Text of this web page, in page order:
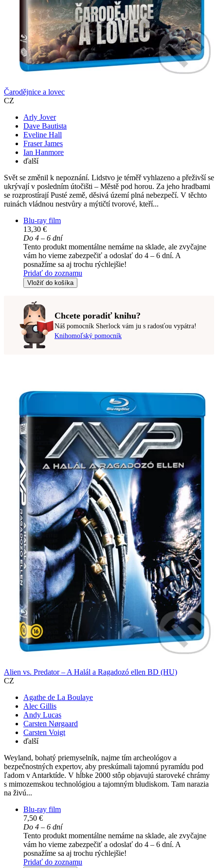
Čarodějnice a lovec
CZ
Arly Jover
Dave Bautista
Eveline Hall
Fraser James
Ian Hanmore
ďalší
Svět se změnil k nepoznání. Lidstvo je téměř vyhlazeno a přeživší se
ukrývají v posledním útočišti – Městě pod horou. Za jeho hradbami
se rozprostírají Pusté země, děsivá území plná nebezpečí. V těchto
ruinách vládnou nestvůry a mýtičtí tvorové, kteří...
Blu-ray film
13,30 €
Do 4 – 6 dní
Tento produkt momentálne nemáme na sklade, ale zvyčajne
vám ho vieme zabezpečiť a odoslať do 4 – 6 dní. A
posnažíme sa aj trochu rýchlejšie!
Pridať do zoznamu
Vložiť do košíka
Chcete poradiť knihu?
Náš pomocník Sherlock vám ju s radosťou vypátra!
Knihomoľský pomocník
Alien vs. Predator – A Halál a Ragadozó ellen BD (HU)
CZ
Agathe de La Boulaye
Alec Gillis
Andy Lucas
Carsten Nørgaard
Carsten Voigt
ďalší
Weyland, bohatý priemyselník, najme tím archeológov a
bezpečnostných expertov, aby preskúmali tajomnú pyramídu pod
ľadom v Antarktíde. V hĺbke 2000 stôp objavujú staroveké chrámy
s mimozemskou technológiou a tajomným bludiskom. Tam narazia
na živú...
Blu-ray film
7,50 €
Do 4 – 6 dní
Tento produkt momentálne nemáme na sklade, ale zvyčajne
vám ho vieme zabezpečiť a odoslať do 4 – 6 dní. A
posnažíme sa aj trochu rýchlejšie!
Pridať do zoznamu